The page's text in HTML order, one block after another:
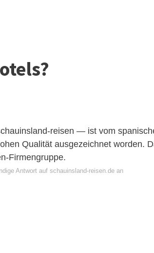
reisen — ist vom
Qualität ausgezeichnet worden.
Firmengruppe.
Antwort auf schauinsland-reisen.de an